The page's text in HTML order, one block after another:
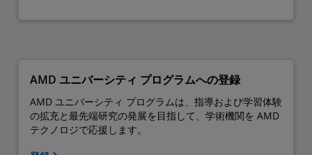
AMD ユニバーシティ プログラムへの登録
AMD ユニバーシティ プログラムは、指導および学習体験
の拡充と最先端研究の発展を目指して、学術機関を AMD
テクノロジで応援します。